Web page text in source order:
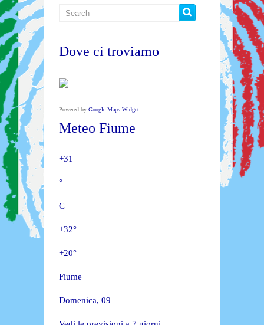
Dove ci troviamo
Powered by Google Maps Widget
Meteo Fiume
+31
°
C
+32°
+20°
Fiume
Domenica, 09